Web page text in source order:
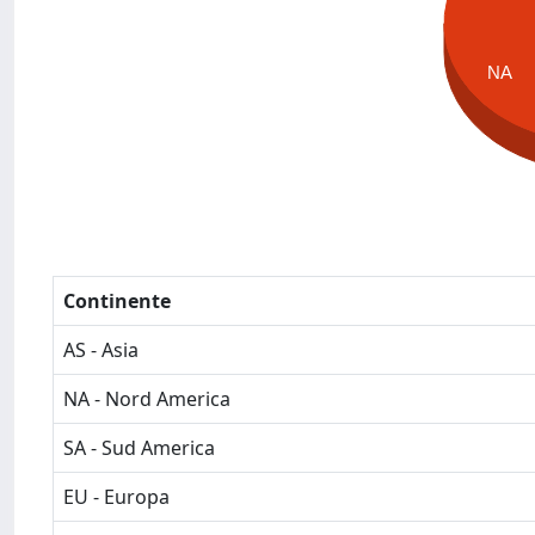
NA
Continente
AS - Asia
NA - Nord America
SA - Sud America
EU - Europa